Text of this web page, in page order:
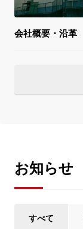
会社概要・沿革
お知らせ
すべて